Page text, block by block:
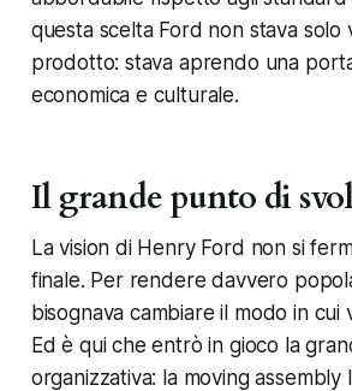
questa scelta Ford non stava solo
prodotto: stava aprendo una
economica e culturale.
Il grande punto di
La vision di Henry Ford non si
finale. Per rendere davvero
bisognava cambiare il modo in cui
Ed è qui che entrò in gioco la
organizzativa: la moving assembly